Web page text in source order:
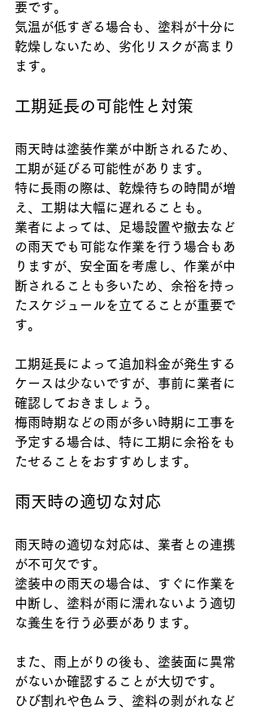
要です。
気温が低すぎる場合も、塗料が十分に
乾燥しないため、劣化リスクが高まり
ます。
工期延長の可能性と対策
雨天時は塗装作業が中断されるため、
工期が延びる可能性があります。
特に長雨の際は、乾燥待ちの時間が増
え、工期は大幅に遅れることも。
業者によっては、足場設置や撤去など
の雨天でも可能な作業を行う場合もあ
りますが、安全面を考慮し、作業が中
断されることも多いため、余裕を持っ
たスケジュールを立てることが重要で
す。
工期延長によって追加料金が発生する
ケースは少ないですが、事前に業者に
確認しておきましょう。
梅雨時期などの雨が多い時期に工事を
予定する場合は、特に工期に余裕をも
たせることをおすすめします。
雨天時の適切な対応
雨天時の適切な対応は、業者との連携
が不可欠です。
塗装中の雨天の場合は、すぐに作業を
中断し、塗料が雨に濡れないよう適切
な養生を行う必要があります。
また、雨上がりの後も、塗装面に異常
がないか確認することが大切です。
ひび割れや色ムラ、塗料の剥がれなど